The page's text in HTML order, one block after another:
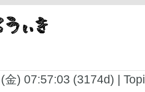
金) 07:57:03 (3174d) |